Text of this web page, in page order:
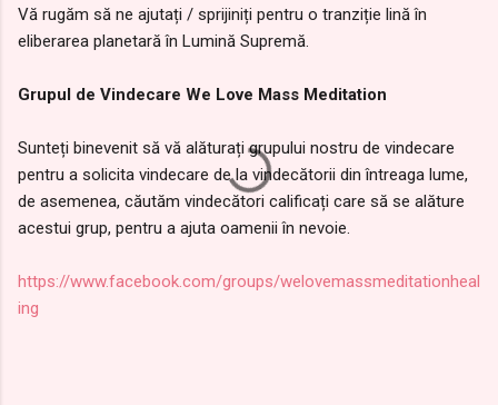
Vă rugăm să ne ajutați / sprijiniți pentru o tranziție lină în
eliberarea planetară în Lumină Supremă.
Grupul de Vindecare We Love Mass Meditation
Sunteți binevenit să vă alăturați grupului nostru de vindecare
pentru a solicita vindecare de la vindecătorii din întreaga lume,
de asemenea, căutăm vindecători calificați care să se alăture
acestui grup, pentru a ajuta oamenii în nevoie.
https://www.facebook.com/groups/welovemassmeditationheal
ing